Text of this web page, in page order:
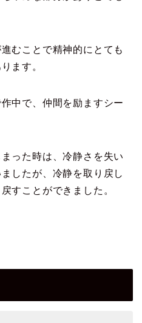
むことで精神的にとても
ます。
中で、仲間を励ますシー
った時は、冷静さを失い
したが、冷静を取り戻し
すことができました。